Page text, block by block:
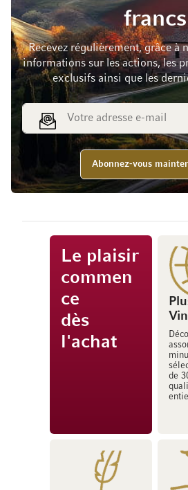
francs
Recevez régulièrement, grâce à
informations sur les actions, les
exclusifs ainsi que les
Adresse e-mail
Abonnez-vous
Le plaisir
commen
ce
dès
l'achat
de